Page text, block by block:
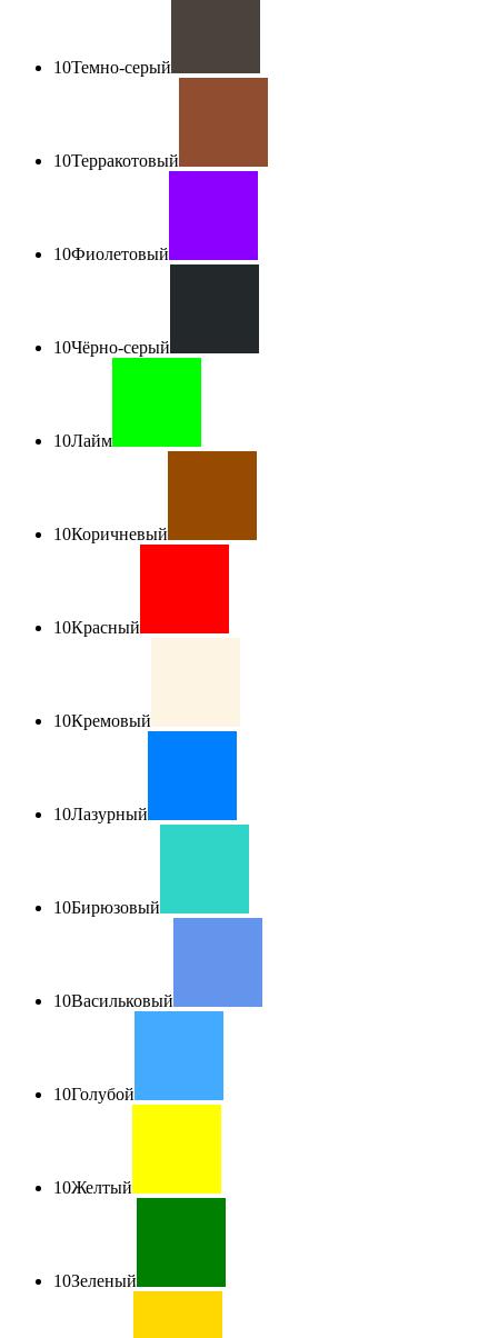
10Темно-серый
10Терракотовый
10Фиолетовый
10Чёрно-серый
10Лайм
10Коричневый
10Красный
10Кремовый
10Лазурный
10Бирюзовый
10Васильковый
10Голубой
10Желтый
10Зеленый